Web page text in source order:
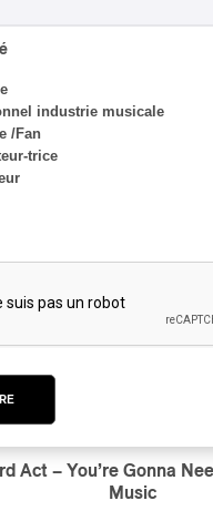
Act – You’re Gonna
Music
industrie musicale
/Fan
trice